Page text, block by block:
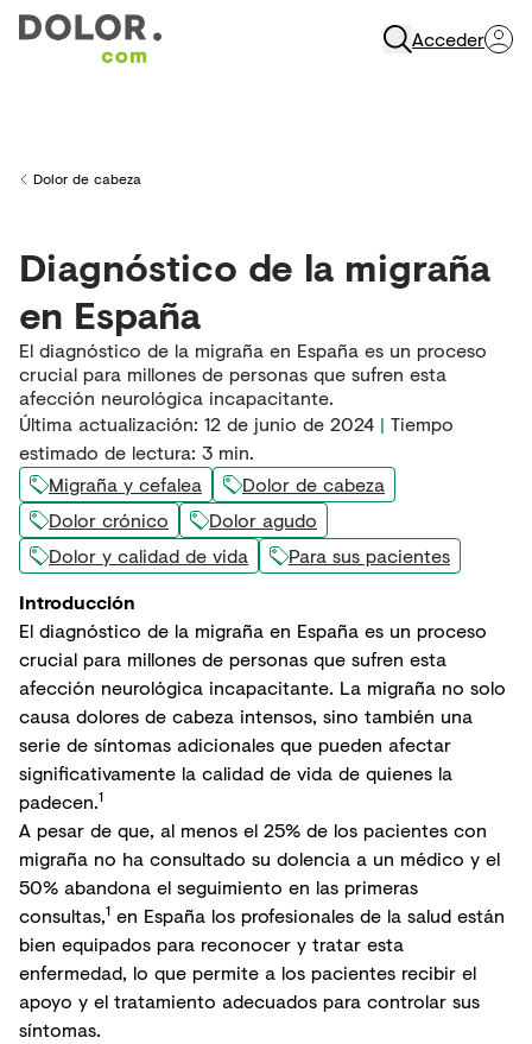
Acceder
Back to
Dolor de cabeza
Diagnóstico de la migraña
en España
El diagnóstico de la migraña en España es un proceso
crucial para millones de personas que sufren esta
afección neurológica incapacitante.
Última actualización: 12 de junio de 2024 | Tiempo
estimado de lectura: 3 min.
Migraña y cefalea
Dolor de cabeza
Dolor crónico
Dolor agudo
Dolor y calidad de vida
Para sus pacientes
Introducción
El diagnóstico de la migraña en España es un proceso
crucial para millones de personas que sufren esta
afección neurológica incapacitante. La migraña no solo
causa dolores de cabeza intensos, sino también una
serie de síntomas adicionales que pueden afectar
significativamente la calidad de vida de quienes la
padecen.1
A pesar de que, al menos el 25% de los pacientes con
migraña no ha consultado su dolencia a un médico y el
50% abandona el seguimiento en las primeras
consultas,1 en España los profesionales de la salud están
bien equipados para reconocer y tratar esta
enfermedad, lo que permite a los pacientes recibir el
apoyo y el tratamiento adecuados para controlar sus
síntomas.